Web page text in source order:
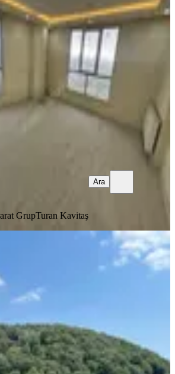
Esenler
120 m² ·5. Kat ·07.08.2026
₺
GrupTuran Kavitaş
Ara
Çavuşbaşı'nda Muhteşem
Manzaralı 2+1 Kiralık Daire
Beykoz
110 m²
₺